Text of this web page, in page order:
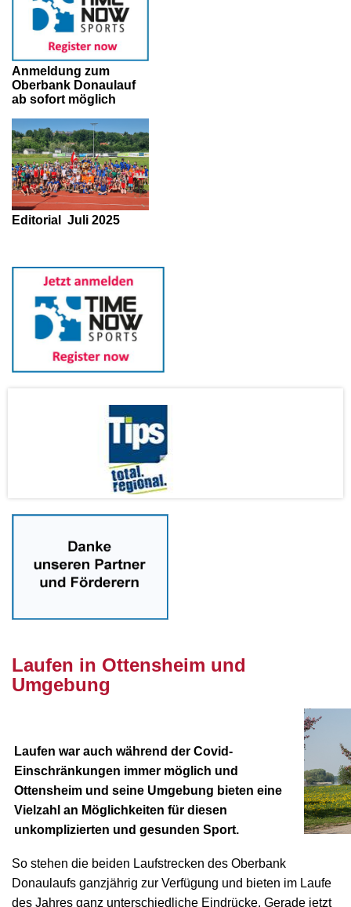
Anmeldung zum
Oberbank Donaulauf
ab sofort möglich
Editorial Juli 2025
Laufen in Ottensheim und
Umgebung
Laufen war auch während der Covid-
Einschränkungen immer möglich und
Ottensheim und seine Umgebung bieten eine
Vielzahl an Möglichkeiten für diesen
unkomplizierten und gesunden Sport.
So stehen die beiden Laufstrecken des Oberbank
Donaulaufs ganzjährig zur Verfügung und bieten im Laufe
des Jahres ganz unterschiedliche Eindrücke. Gerade jetzt